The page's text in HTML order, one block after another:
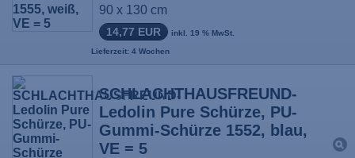
90 x 130 cm
14,77 EUR inkl. 19 % MwSt.
Lieferzeit: 4 Wochen
SCHLACHTHAUSFREUND-
Ledolin Pure Schürze, PU-
Gummi-Schürze 1552, blau,
VE = 5